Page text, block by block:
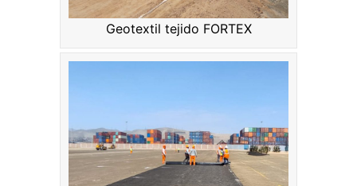
Geotextil tejido FORTEX